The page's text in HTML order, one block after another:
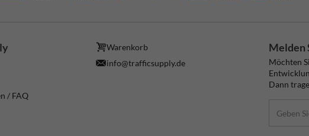
/ FAQ
Warenkorb
info@trafficsupply.de
Melden
Möchten
Dann